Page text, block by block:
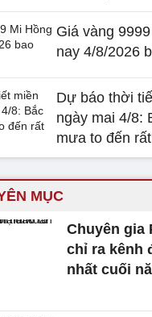
Giá vàng
nay 4/8/2026
Dự báo thời
ngày mai 4/8:
mưa to đến
MỤC
Chuyên gia
chỉ ra kênh
nhất cuối